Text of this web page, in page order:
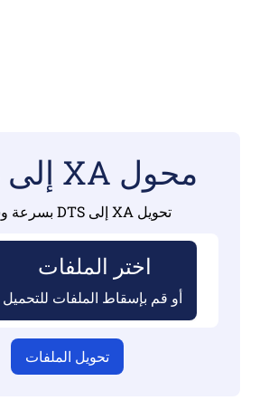
محول XA إلى DTS
تحويل XA إلى DTS بسرعة وسهولة
اختر الملفات
أو قم بإسقاط الملفات للتحميل
تحويل الملفات